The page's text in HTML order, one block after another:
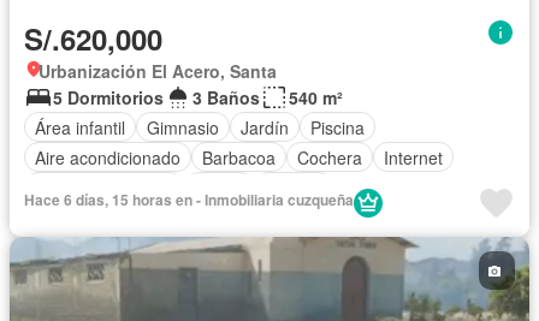
S/.620,000
Urbanización El Acero, Santa
5 Dormitorios
3 Baños
540 m²
Área infantil
Gimnasio Jardín
Piscina
Aire acondicionado
Barbacoa Cochera
Internet
Acceso para personas con discapacidad
Cocina equipada
Calefacción
Terraza Tanque de agua
Ascensor
Gas natural
Caseta de vigilancia
Armario empotrado
Vista panorámica Chimenea Patio
Agua
Hace 6 días, 15 horas en - Inmobiliaria cuzqueña